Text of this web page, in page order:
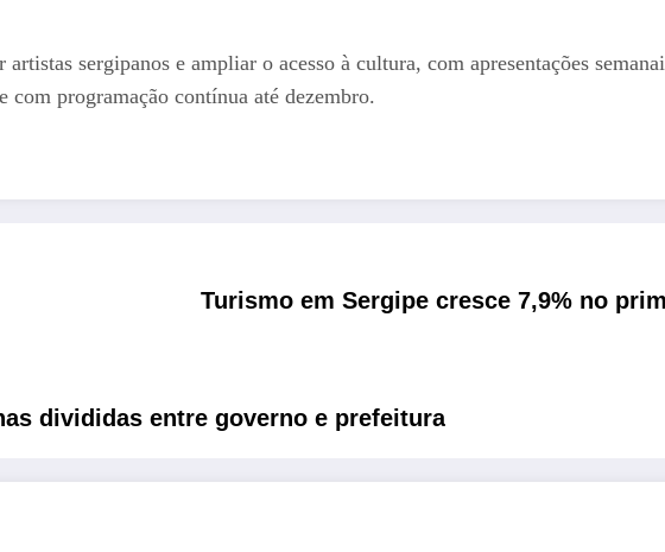
sergipanos e ampliar o acesso à cultura, com apresentações
com programação contínua até dezembro.
Turismo em Sergipe cresce 7,9% no
divididas entre governo e prefeitura